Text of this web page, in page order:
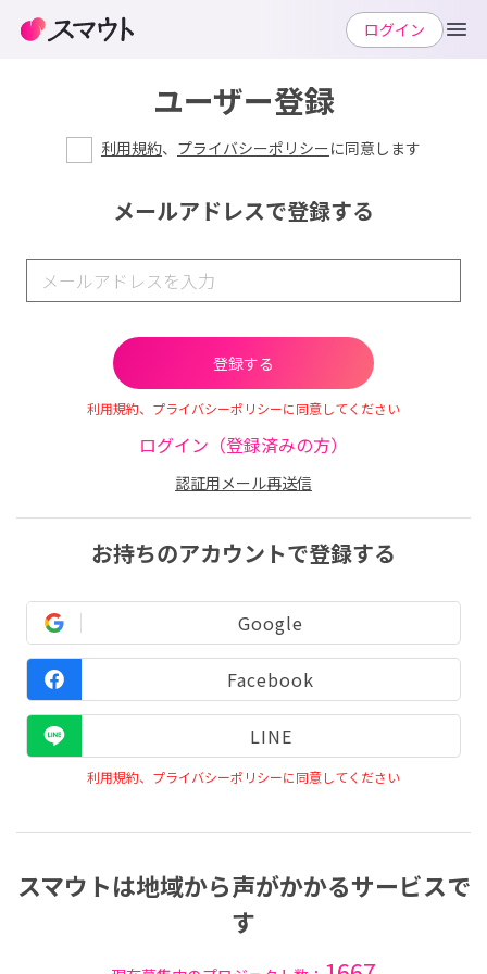
ユーザー登録
利用規約、 プライバシーポリシーに同意します
メールアドレスで登録する
利用規約、プライバシーポリシーに同意してください
ログイン（登録済みの方）
認証用メール再送信
お持ちのアカウントで登録する
Google
Facebook
LINE
利用規約、プライバシーポリシーに同意してください
スマウトは地域から声がかかるサービスで
す
ログイン